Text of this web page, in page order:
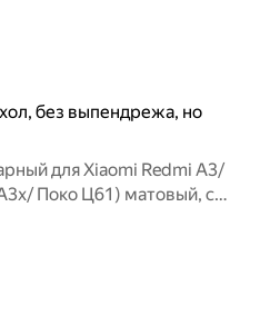
без выпендрежа, но
для Xiaomi Redmi A3/
Поко Ц61) матовый, с